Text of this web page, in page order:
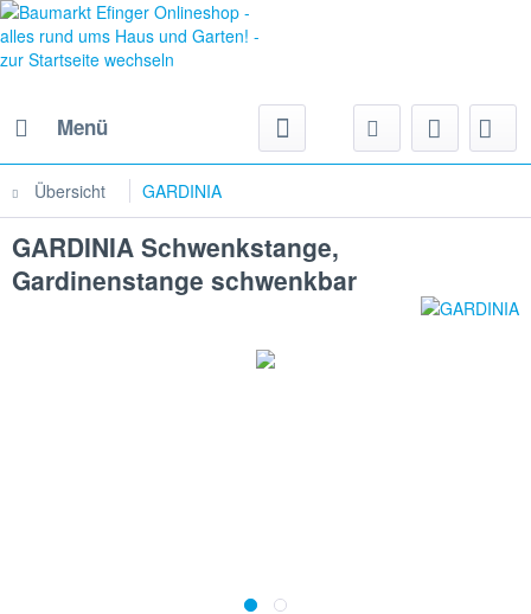
Menü
Übersicht GARDINIA
GARDINIA Schwenkstange,
Gardinenstange schwenkbar